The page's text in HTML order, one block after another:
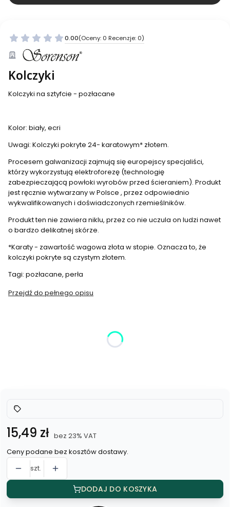
0.00(Oceny: 0 Recenzje: 0)
Kolczyki
Kolczyki na sztyfcie - pozłacane
Kolor: biały, ecri
Uwagi: Kolczyki pokryte 24- karatowym* złotem.
Procesem galwanizacji zajmują się europejscy specjaliści,
którzy wykorzystują elektroforezę (technologię
zabezpieczającą powłoki wyrobów przed ścieraniem). Produkt
jest ręcznie wytwarzany w Polsce , przez odpowiednio
wykwalifikowanych i doświadczonych rzemieślników.
Produkt ten nie zawiera niklu, przez co nie uczula on ludzi nawet
o bardzo delikatnej skórze.
*Karaty - zawartość wagowa złota w stopie. Oznacza to, że
kolczyki pokryte są czystym złotem.
Tagi: pozłacane, perła
Przejdź do pełnego opisu
Cena
15,49 zł bez 23% VAT
Ceny podane bez kosztów dostawy.
szt.
DODAJ DO KOSZYKA